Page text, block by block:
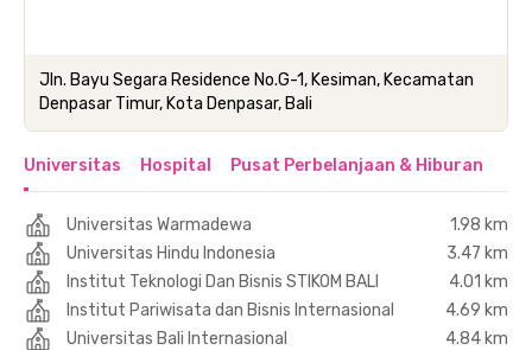
Jln. Bayu Segara Residence No.G-1, Kesiman, Kecamatan
Denpasar Timur, Kota Denpasar, Bali
Universitas Hospital Pusat Perbelanjaan & Hiburan
Universitas Warmadewa
1.98 km
Universitas Hindu Indonesia
3.47 km
Institut Teknologi Dan Bisnis STIKOM BALI
4.01 km
Institut Pariwisata dan Bisnis Internasional
4.69 km
Universitas Bali Internasional
4.84 km